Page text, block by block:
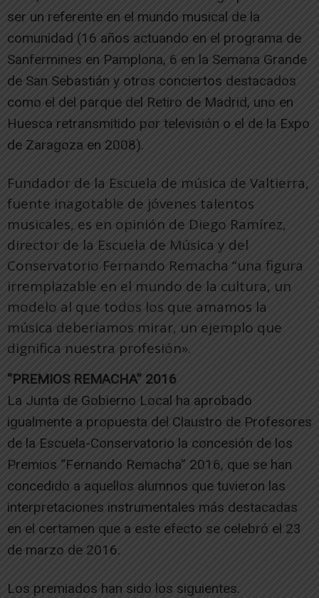
ser un referente en el mundo musical de la
comunidad (16 años actuando en el programa de
Sanfermines en Pamplona, 6 en la Semana Grande
de San Sebastián y otros conciertos destacados
como el del parque del Retiro de Madrid, uno en
Huesca retransmitido por televisión o el de la Expo
de Zaragoza en 2008).
Fundador de la Escuela de música de Valtierra,
fuente inagotable de jóvenes talentos
musicales, es en opinión de Diego Ramírez,
director de la Escuela de Música y del
Conservatorio Fernando Remacha “una figura
irremplazable en el mundo de la cultura, un
modelo al que todos los que amamos la
música deberíamos mirar, un ejemplo que
dignifica nuestra profesión».
“PREMIOS REMACHA” 2016
La Junta de Gobierno Local ha aprobado
igualmente a propuesta del Claustro de Profesores
de la Escuela-Conservatorio la concesión de los
Premios “Fernando Remacha” 2016, que se han
concedido a aquellos alumnos que tuvieron las
interpretaciones instrumentales más destacadas
en el certamen que a este efecto se celebró el 23
de marzo de 2016.
Los premiados han sido los siguientes.